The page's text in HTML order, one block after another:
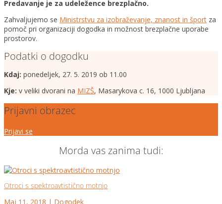
Predavanje je za udeležence brezplačno.
Zahvaljujemo se Ministrstvu za izobraževanje, znanost in šport za
pomoč pri organizaciji dogodka in možnost brezplačne uporabe
prostorov.
Podatki o dogodku
Kdaj: ponedeljek, 27. 5. 2019 ob 11.00
Kje: v veliki dvorani na MIZŠ, Masarykova c. 16, 1000 Ljubljana
Prijavni obrazec
Prijavi se
Morda vas zanima tudi:
Otroci s spektroavtistično motnjo
Maj 11, 2018 | Dogodek